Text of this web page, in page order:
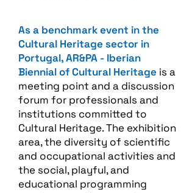
As a benchmark event in the
Cultural Heritage sector in
Portugal, AR&PA - Iberian
Biennial of Cultural Heritage is a
meeting point and a discussion
forum for professionals and
institutions committed to
Cultural Heritage. The exhibition
area, the diversity of scientific
and occupational activities and
the social, playful, and
educational programming